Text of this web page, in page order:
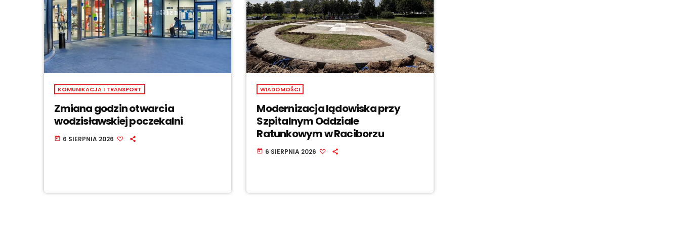
KOMUNIKACJA I TRANSPORT
Zmiana godzin otwarcia
wodzisławskiej poczekalni
today 6 SIERPNIA 2026
WIADOMOŚCI
Modernizacja lądowiska przy
Szpitalnym Oddziale
Ratunkowym w Raciborzu
today 6 SIERPNIA 2026